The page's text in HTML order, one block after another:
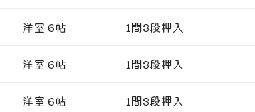
洋室 6帖 1間3段押入
洋室 6帖 1間3段押入
洋室 6帖 1間3段押入